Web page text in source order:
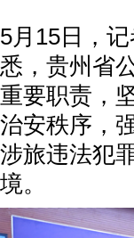
5月15日，
悉，贵州省
重要职责，
治安秩序，
涉旅违法犯
境。